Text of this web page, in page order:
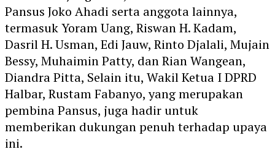
Pansus Joko Ahadi serta anggota lainnya,
termasuk Yoram Uang, Riswan H. Kadam,
Dasril H. Usman, Edi Jauw, Rinto Djalali, Mujain
Bessy, Muhaimin Patty, dan Rian Wangean,
Diandra Pitta, Selain itu, Wakil Ketua I DPRD
Halbar, Rustam Fabanyo, yang merupakan
pembina Pansus, juga hadir untuk
memberikan dukungan penuh terhadap upaya
ini.